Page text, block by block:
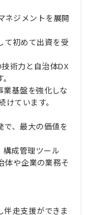
ネジメントを展開
初めて出資を受
術力と自治体DX
基盤を強化しな
ています。
、最大の価値を
成管理ツール
体や企業の業務そ
走支援ができま